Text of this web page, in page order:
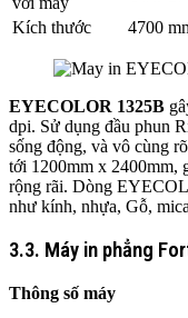
Kích thước
4700
EYECOLOR 1325B
dpi. Sử dụng đầu phun
sống động, và vô cùng
tới 1200mm x 2400mm,
rộng rãi. Dòng
như kính, nhựa, Gỗ,
3.3. Máy in phẳng
Thông số máy